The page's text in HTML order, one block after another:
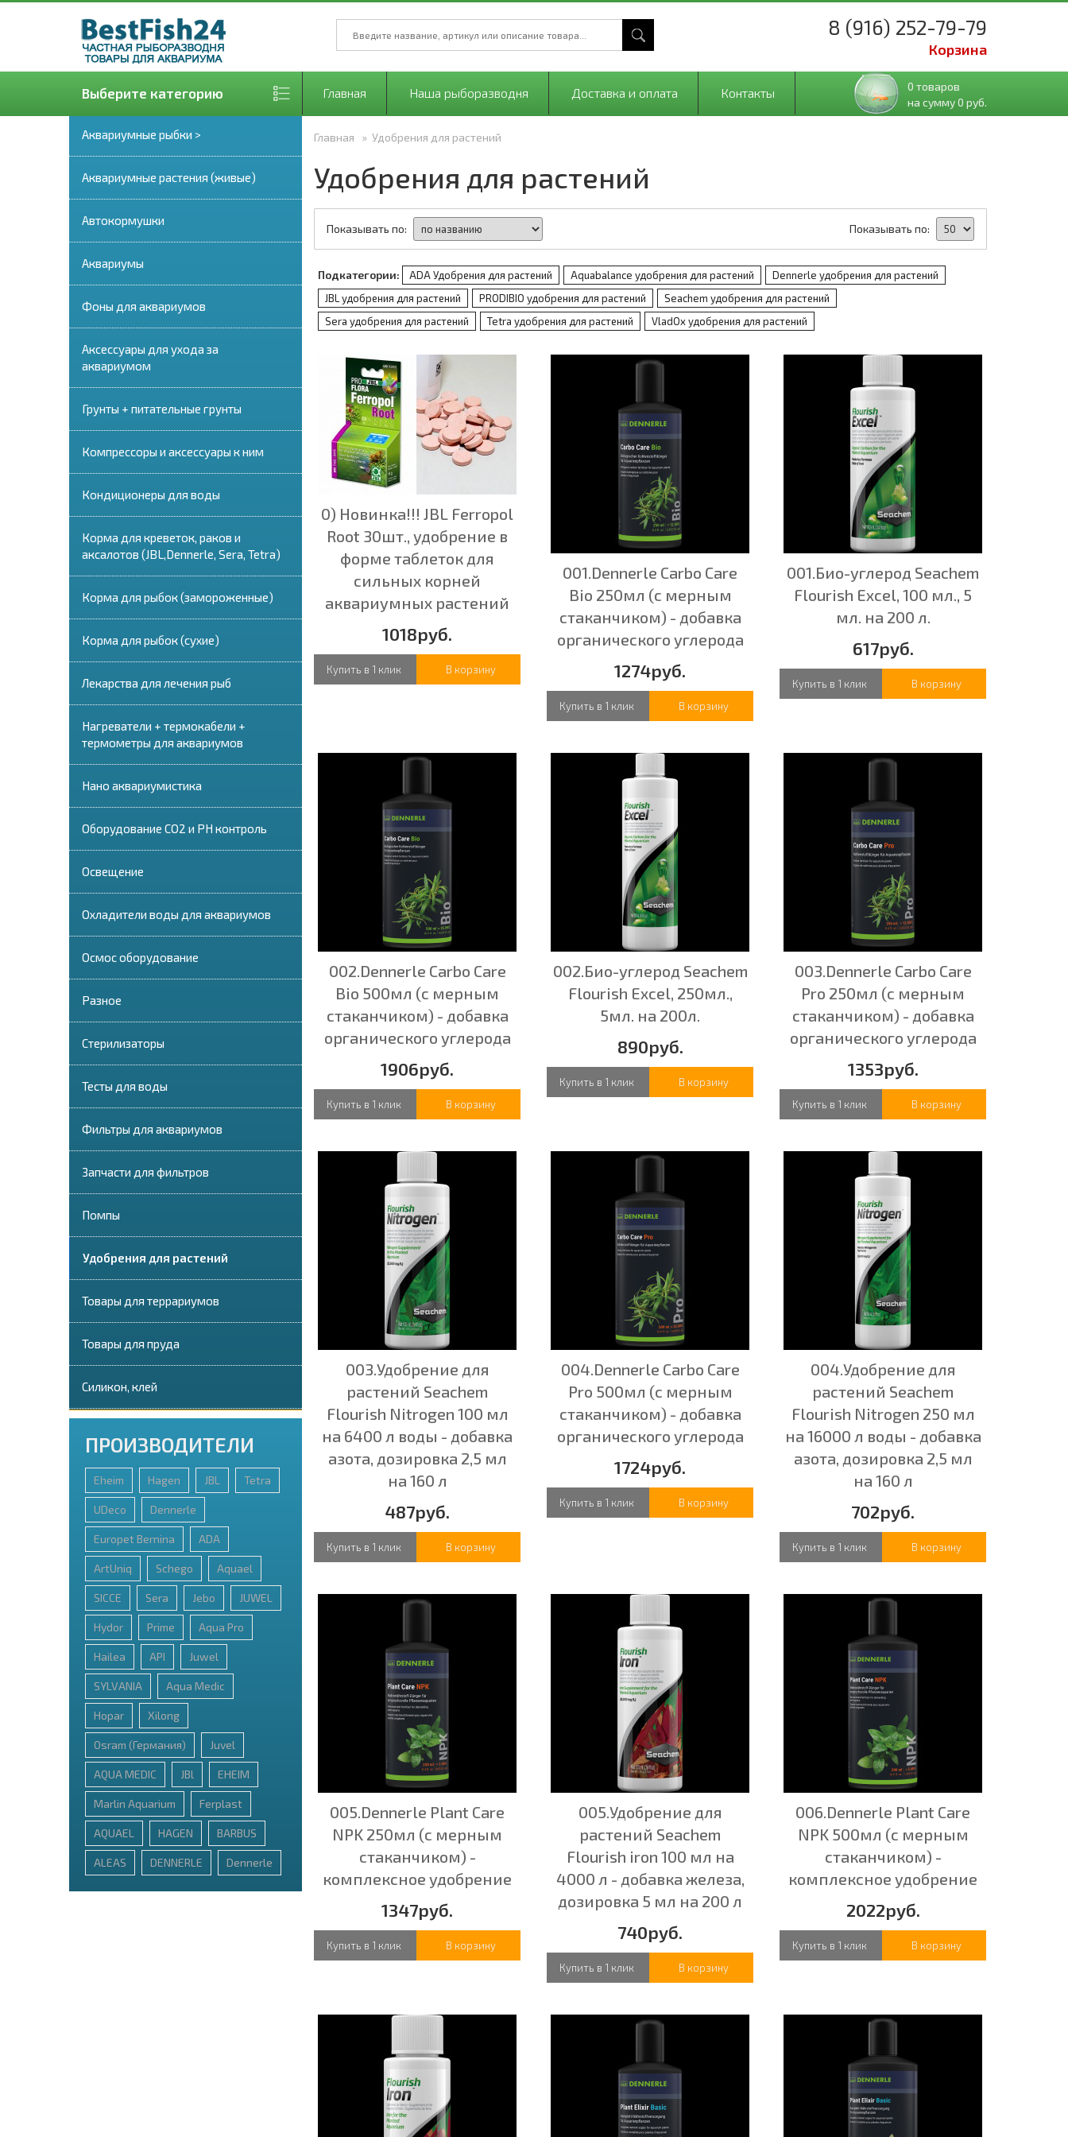
8 (916) 252-79-79
Корзина
Выберите категорию
0 товаров
на сумму 0 руб.
Главная Наша рыборазводня Доставка и оплата Контакты
Аквариумные рыбки >
Аквариумные растения (живые)
Автокормушки
Аквариумы
Фоны для аквариумов
Аксессуары для ухода за
аквариумом
Грунты + питательные грунты
Компрессоры и аксессуары к ним
Кондиционеры для воды
Корма для креветок, раков и
аксалотов (JBL,Dennerle, Sera, Tetra)
Корма для рыбок (замороженные)
Корма для рыбок (сухие)
Лекарства для лечения рыб
Нагреватели + термокабели +
термометры для аквариумов
Нано аквариумистика
Оборудование СО2 и PH контроль
Освещение
Охладители воды для аквариумов
Осмос оборудование
Разное
Стерилизаторы
Тесты для воды
Фильтры для аквариумов
Запчасти для фильтров
Помпы
Удобрения для растений
Товары для террариумов
Товары для пруда
Силикон, клей
ПРОИЗВОДИТЕЛИ
Eheim Hagen JBL Tetra
UDeco Dennerle
Europet Bernina ADA
ArtUniq Schego Aquael
SICCE Sera Jebo JUWEL
Hydor Prime Aqua Pro
Hailea API Juwel
SYLVANIA Aqua Medic
Hopar Xilong
Osram (Германия) Juvel
AQUA MEDIC JBl EHEIM
Marlin Aquarium Ferplast
AQUAEL HAGEN BARBUS
ALEAS DENNERLE Dennerlе
Главная » Удобрения для растений
Удобрения для растений
Показывать по:
Показывать по:
Подкатегории: ADA Удобрения для растений Aquabalance удобрения для растений
Dennerle удобрения для растений
JBL удобрения для растений
PRODIBIO удобрения для растений
Seachem удобрения для растений
Sera удобрения для растений
Tetra удобрения для растений VladOx удобрения для растений
0) Новинка!!! JBL Ferropol
Root 30шт., удобрение в
форме таблеток для
сильных корней
аквариумных растений
1018руб.
Купить в 1 клик В корзину
001.Dennerle Carbo Care
Bio 250мл (с мерным
стаканчиком) - добавка
органического углерода
1274руб.
Купить в 1 клик В корзину
001.Био-углерод Seachem
Flourish Excel, 100 мл., 5
мл. на 200 л.
617руб.
Купить в 1 клик В корзину
002.Dennerle Carbo Care
Bio 500мл (с мерным
стаканчиком) - добавка
органического углерода
1906руб.
Купить в 1 клик В корзину
002.Био-углерод Seachem
Flourish Excel, 250мл.,
5мл. на 200л.
890руб.
Купить в 1 клик В корзину
003.Dennerle Carbo Care
Pro 250мл (с мерным
стаканчиком) - добавка
органического углерода
1353руб.
Купить в 1 клик В корзину
003.Удобрение для
растений Seachem
Flourish Nitrogen 100 мл
на 6400 л воды - добавка
азота, дозировка 2,5 мл
на 160 л
487руб.
Купить в 1 клик В корзину
004.Dennerle Carbo Care
Pro 500мл (с мерным
стаканчиком) - добавка
органического углерода
1724руб.
Купить в 1 клик В корзину
004.Удобрение для
растений Seachem
Flourish Nitrogen 250 мл
на 16000 л воды - добавка
азота, дозировка 2,5 мл
на 160 л
702руб.
Купить в 1 клик В корзину
005.Dennerle Plant Care
NPK 250мл (с мерным
стаканчиком) -
комплексное удобрение
1347руб.
Купить в 1 клик В корзину
005.Удобрение для
растений Seachem
Flourish iron 100 мл на
4000 л - добавка железа,
дозировка 5 мл на 200 л
740руб.
Купить в 1 клик В корзину
006.Dennerle Plant Care
NPK 500мл (с мерным
стаканчиком) -
комплексное удобрение
2022руб.
Купить в 1 клик В корзину